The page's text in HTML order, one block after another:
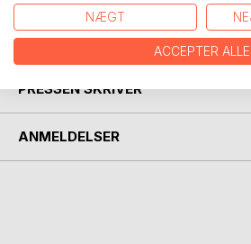
FORFATTER
PRESSEN SKRIVER
ANMELDELSER
NÆGT
ACCEPTER ALLE